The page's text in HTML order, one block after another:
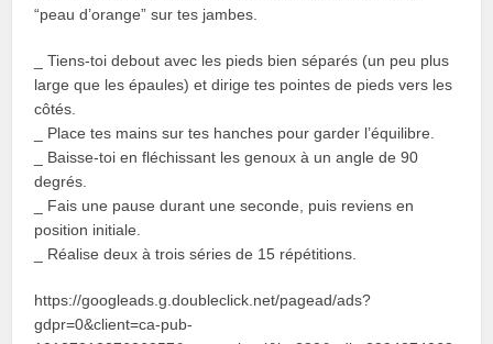
“peau d’orange” sur tes jambes.
_ Tiens-toi debout avec les pieds bien séparés (un peu plus
large que les épaules) et dirige tes pointes de pieds vers les
côtés.
_ Place tes mains sur tes hanches pour garder l’équilibre.
_ Baisse-toi en fléchissant les genoux à un angle de 90
degrés.
_ Fais une pause durant une seconde, puis reviens en
position initiale.
_ Réalise deux à trois séries de 15 répétitions.
https://googleads.g.doubleclick.net/pagead/ads?
gdpr=0&client=ca-pub-